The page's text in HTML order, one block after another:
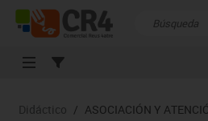
Resultados
Didáctico / ASOCIACIÓN Y